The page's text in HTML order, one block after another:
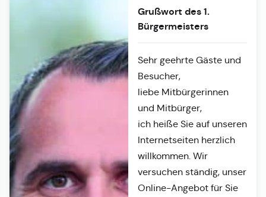
Grußwort des 1.
Bürgermeisters
Sehr geehrte Gäste und
Besucher,
liebe Mitbürgerinnen
und Mitbürger,
ich heiße Sie auf unseren
Internetseiten herzlich
willkommen. Wir
versuchen ständig, unser
Online-Angebot für Sie